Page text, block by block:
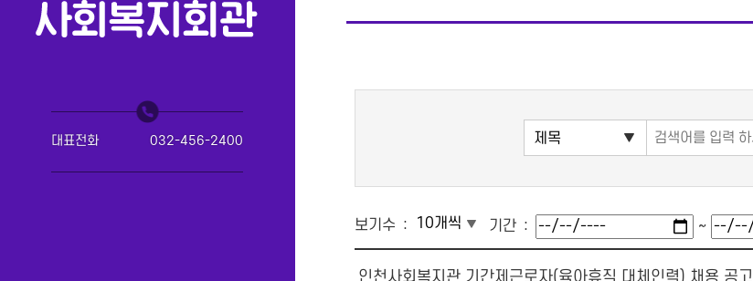
대표전화 032-456-2400
보기수 기간 ~
인천사회복지관 기간제근로자(육아휴직 대체인력) 채용 공고